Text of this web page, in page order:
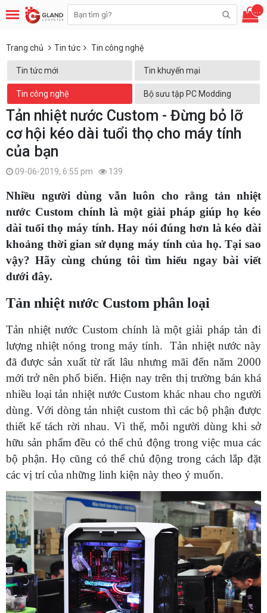
...
Trang chủ Tin tức Tin công nghệ
Tin tức mới Tin khuyến mại
Tin công nghệ Bộ sưu tập PC Modding
Tản nhiệt nước Custom - Đừng bỏ lỡ
cơ hội kéo dài tuổi thọ cho máy tính
của bạn
09-06-2019, 6:55 pm 139
Nhiều người dùng vẫn luôn cho rằng tản nhiệt
nước Custom chính là một giải pháp giúp họ kéo
dài tuổi thọ máy tính. Hay nói đúng hơn là kéo dài
khoảng thời gian sử dụng máy tính của họ. Tại sao
vậy? Hãy cùng chúng tôi tìm hiểu ngay bài viết
dưới đây.
Tản nhiệt nước Custom phân loại
Tản nhiệt nước Custom chính là một giải pháp tản đi
lượng nhiệt nóng trong máy tính. Tản nhiệt nước này
đã được sản xuất từ rất lâu nhưng mãi đến năm 2000
mới trở nên phổ biến. Hiện nay trên thị trường bán khá
nhiều loại tản nhiệt nước Custom khác nhau cho người
dùng. Với dòng tản nhiệt custom thì các bộ phận được
thiết kế tách rời nhau. Vì thế, mỗi người dùng khi sở
hữu sản phẩm đều có thể chủ động trong việc mua các
bộ phận. Họ cũng có thể chủ động trong cách lắp đặt
các vị trí của những linh kiện này theo ý muốn.